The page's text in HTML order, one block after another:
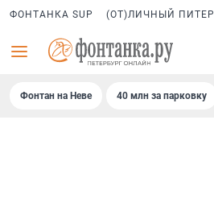
ФОНТАНКА SUP (ОТ)ЛИЧНЫЙ ПИТЕР
Фонтан на Неве 40 млн за парковку